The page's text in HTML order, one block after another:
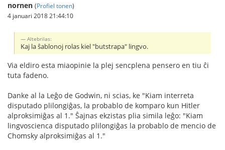
nornen (Profiel tonen)
4 januari 2018 21:44:10
Altebrilas:
Kaj la ŝablonoj rolas kiel "butstrapa" lingvo.
Via eldiro esta miaopinie la plej sencplena pensero en tiu ĉi
tuta fadeno.
Danke al la Leĝo de Godwin, ni scias, ke "Kiam interreta
disputado plilongiĝas, la probablo de komparo kun Hitler
alproksimiĝas al 1." Ŝajnas ekzistas plia simila leĝo: "Kiam
lingvoscienca disputado plilongiĝas la probablo de mencio de
Chomsky alproksimiĝas al 1."